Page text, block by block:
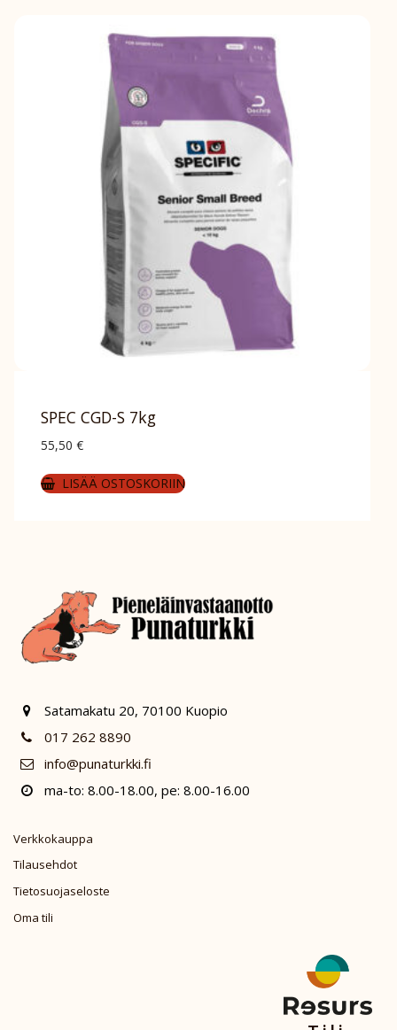
SPEC CGD-S 7kg
55,50 €
LISÄÄ OSTOSKORIIN
Satamakatu 20, 70100 Kuopio
017 262 8890
info@punaturkki.fi
ma-to: 8.00-18.00, pe: 8.00-16.00
Verkkokauppa
Tilausehdot
Tietosuojaseloste
Oma tili